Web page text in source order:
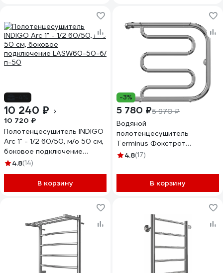
10 240 ₽
10 720 ₽
Полотенцесушитель INDIGO
Arc 1" - 1/2 60/50, м/о 50 см,
боковое подключение
LASW60-50-б/п-50
4.8(14)
В корзину
-3%
5 780 ₽5 970 ₽
Водяной
полотенцесушитель
Terminus Фокстрот
500*500
4.8(17)
В корзину